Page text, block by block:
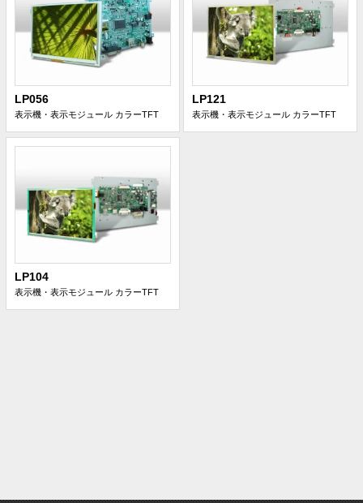
LP056
表示機・表示モジュール カラーTFT
LP121
表示機・表示モジュール カラーTFT
LP104
表示機・表示モジュール カラーTFT